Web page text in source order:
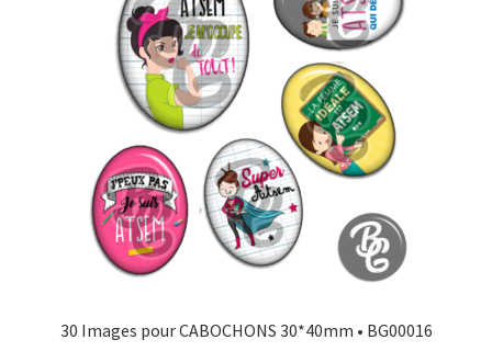
30 Images pour CABOCHONS 30*40mm • BG00016